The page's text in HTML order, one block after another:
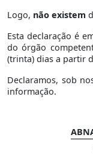
Logo, não existem
Esta declaração é
do órgão
(trinta) dias a partir
Declaramos, sob
informação.